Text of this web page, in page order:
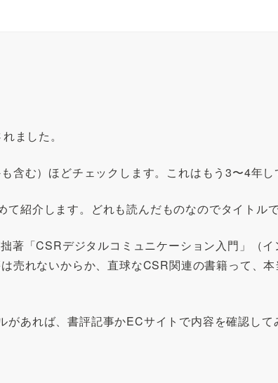
ました。
む）ほどチェックします。これはもう3〜4年し
紹介します。どれも読んだものなのでタイトル
著「CSRデジタルコミュニケーション入門」（
売れないからか、直球なCSR関連の書籍って、
あれば、書評記事かECサイトで内容を確認して